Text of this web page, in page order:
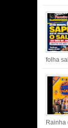
folha
Rainha